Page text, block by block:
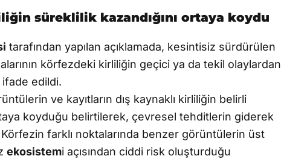
süreklilik kazandığını ortaya koydu
tarafından yapılan açıklamada, kesintisiz sürdürülen
körfezdeki kirliliğin geçici ya da tekil olaylardan
ifade edildi.
ve kayıtların dış kaynaklı kirliliğin belirli
koyduğu belirtilerek, çevresel tehditlerin giderek
farklı noktalarında benzer görüntülerin üst
ekosistemi açısından ciddi risk oluşturduğu